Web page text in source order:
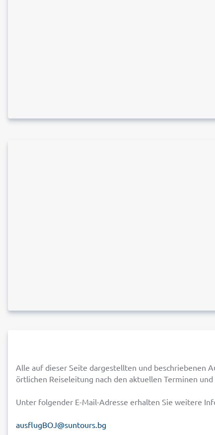
Alle auf dieser Seite dargestellten und beschriebenen
örtlichen Reiseleitung nach den aktuellen Terminen und
Unter folgender E-Mail-Adresse erhalten Sie weitere
ausflugBOJ@suntours.bg